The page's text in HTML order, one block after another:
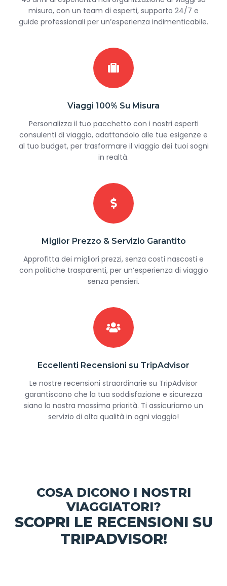
misura, con un team di esperti, supporto 24/7 e
guide professionali per un’esperienza indimenticabile.
Viaggi 100% Su Misura
Personalizza il tuo pacchetto con i nostri esperti
consulenti di viaggio, adattandolo alle tue esigenze e
al tuo budget, per trasformare il viaggio dei tuoi sogni
in realtà.
Miglior Prezzo & Servizio Garantito
Approfitta dei migliori prezzi, senza costi nascosti e
con politiche trasparenti, per un’esperienza di viaggio
senza pensieri.
Eccellenti Recensioni su TripAdvisor
Le nostre recensioni straordinarie su TripAdvisor
garantiscono che la tua soddisfazione e sicurezza
siano la nostra massima priorità. Ti assicuriamo un
servizio di alta qualità in ogni viaggio!
COSA DICONO I NOSTRI
VIAGGIATORI?
SCOPRI LE RECENSIONI SU
TRIPADVISOR!